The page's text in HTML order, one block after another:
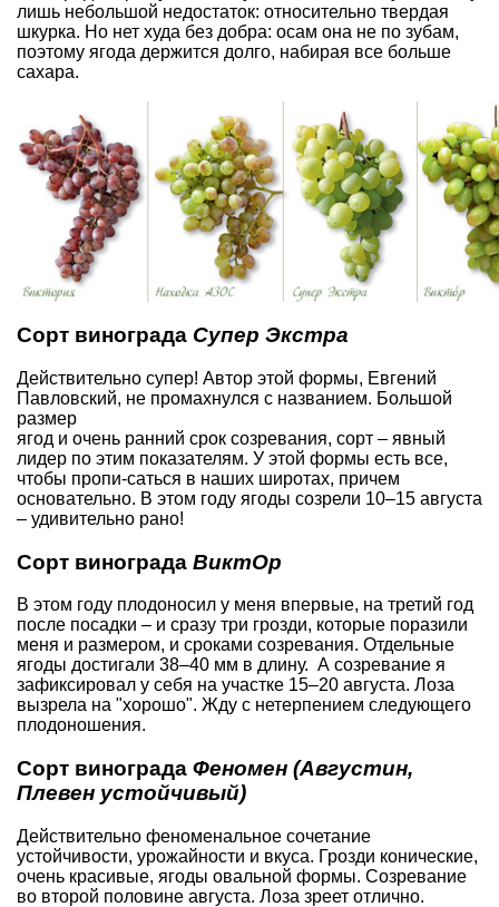
лишь небольшой недостаток: относительно твердая
шкурка. Но нет худа без добра: осам она не по зубам,
поэтому ягода держится долго, набирая все больше
сахара.
Сорт винограда Супер Экстра
Действительно супер! Автор этой формы, Евгений
Павловский, не промахнулся с названием. Большой
размер
ягод и очень ранний срок созревания, сорт – явный
лидер по этим показателям. У этой формы есть все,
чтобы пропи-саться в наших широтах, причем
основательно. В этом году ягоды созрели 10–15 августа
– удивительно рано!
Сорт винограда ВиктОр
В этом году плодоносил у меня впервые, на третий год
после посадки – и сразу три грозди, которые поразили
меня и размером, и сроками созревания. Отдельные
ягоды достигали 38–40 мм в длину. А созревание я
зафиксировал у себя на участке 15–20 августа. Лоза
вызрела на "хорошо". Жду с нетерпением следующего
плодоношения.
Сорт винограда Феномен (Августин,
Плевен устойчивый)
Действительно феноменальное сочетание
устойчивости, урожайности и вкуса. Грозди конические,
очень красивые, ягоды овальной формы. Созревание
во второй половине августа. Лоза зреет отлично.